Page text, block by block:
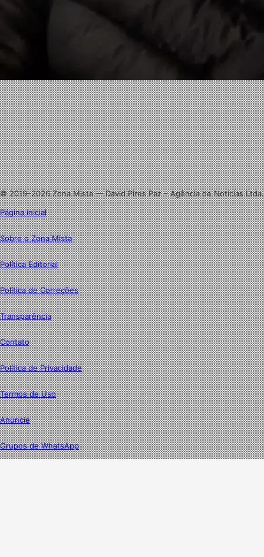
Facebook
X
Linkedin
Instagram
© 2019–2026 Zona Mista — David Pires Paz – Agência de Notícias Ltda.
Página inicial
Sobre o Zona Mista
Política Editorial
Política de Correções
Transparência
Contato
Política de Privacidade
Termos de Uso
Anuncie
Grupos de WhatsApp